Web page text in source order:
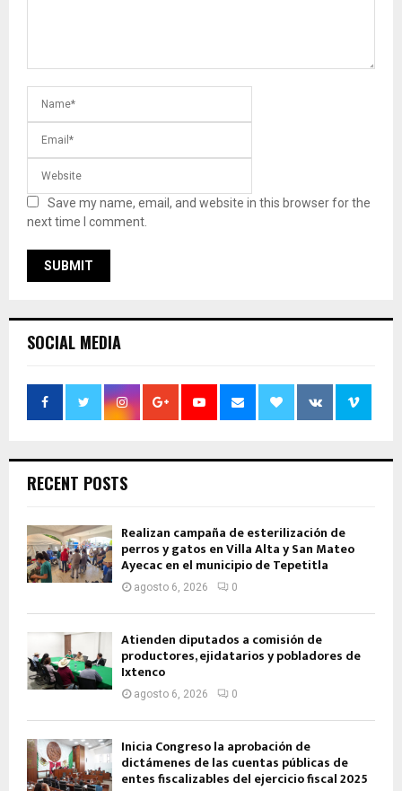
Save my name, email, and website in this browser for the
next time I comment.
SOCIAL MEDIA
RECENT POSTS
Realizan campaña de esterilización de
perros y gatos en Villa Alta y San Mateo
Ayecac en el municipio de Tepetitla
agosto 6, 2026 0
Atienden diputados a comisión de
productores, ejidatarios y pobladores de
Ixtenco
agosto 6, 2026 0
Inicia Congreso la aprobación de
dictámenes de las cuentas públicas de
entes fiscalizables del ejercicio fiscal 2025